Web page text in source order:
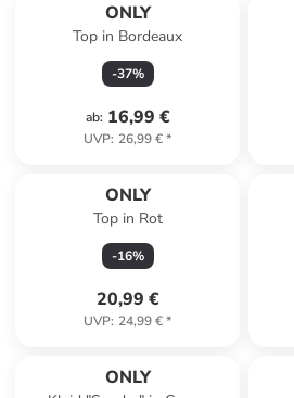
ONLY
Top in Bordeaux
-37%
ab: 16,99 €
UVP: 26,99 €*
ONLY
Top in Rot
-16%
20,99 €
UVP: 24,99 €*
ONLY